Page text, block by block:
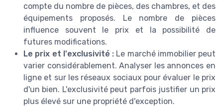
compte du nombre de pièces, des chambres, et des
équipements proposés. Le nombre de pièces
influence souvent le prix et la possibilité de
futures modifications.
Le prix et l'exclusivité : Le marché immobilier peut
varier considérablement. Analyser les annonces en
ligne et sur les réseaux sociaux pour évaluer le prix
d'un bien. L'exclusivité peut parfois justifier un prix
plus élevé sur une propriété d'exception.